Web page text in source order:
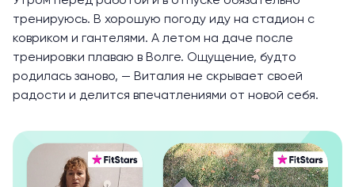
тренируюсь. В хорошую погоду иду на стадион с
ковриком и гантелями. А летом на даче после
тренировки плаваю в Волге. Ощущение, будто
родилась заново, — Виталия не скрывает своей
радости и делится впечатлениями от новой себя.